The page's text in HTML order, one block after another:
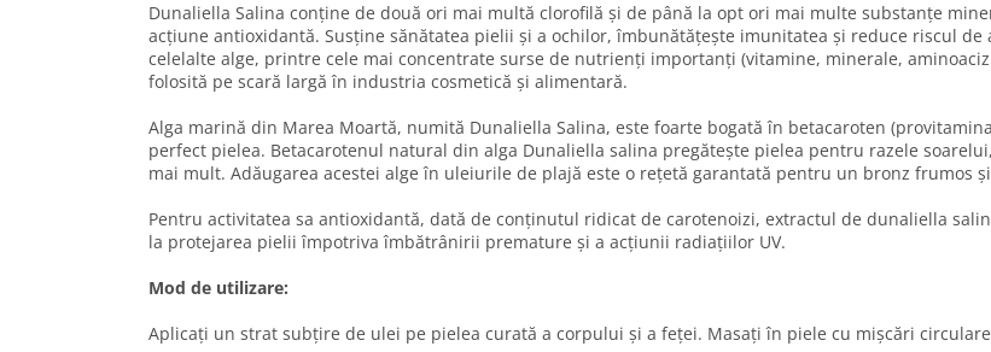
Dunaliella Salina conține de două ori mai multă clorofilă și de până la opt ori mai multe substanțe
acțiune antioxidantă. Susține sănătatea pielii și a ochilor, îmbunătățește imunitatea și reduce riscul
celelalte alge, printre cele mai concentrate surse de nutrienți importanți (vitamine, minerale,
folosită pe scară largă în industria cosmetică și alimentară.
Alga marină din Marea Moartă, numită Dunaliella Salina, este foarte bogată în betacaroten
perfect pielea. Betacarotenul natural din alga Dunaliella salina pregătește pielea pentru razele
mai mult. Adăugarea acestei alge în uleiurile de plajă este o rețetă garantată pentru un bronz frumos
Pentru activitatea sa antioxidantă, dată de conținutul ridicat de carotenoizi, extractul de dunaliella
la protejarea pielii împotriva îmbătrânirii premature și a acțiunii radiațiilor UV.
Mod de utilizare:
Aplicați un strat subțire de ulei pe pielea curată a corpului și a feței. Masați în piele cu mișcări